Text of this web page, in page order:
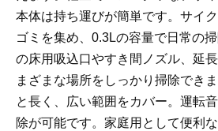
本体は持ち運びが簡単です。サイ
ゴミを集め、0.3Lの容量で日常の
の床用吸込口やすき間ノズル、延
まざまな場所をしっかり掃除でき
と長く、広い範囲をカバー。運転
除が可能です。家庭用として便利な